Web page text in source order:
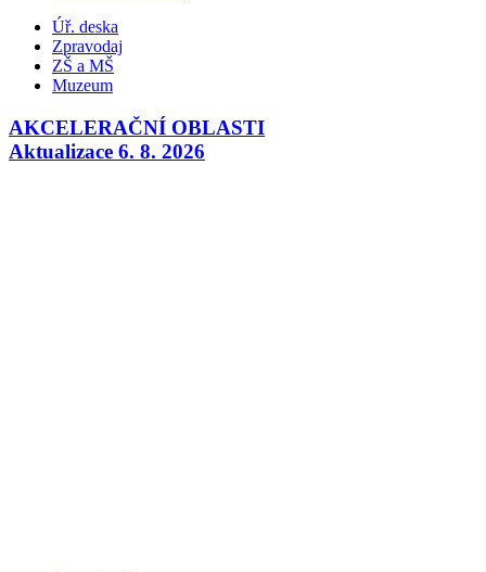
Úř. deska
Zpravodaj
ZŠ a MŠ
Muzeum
AKCELERAČNÍ OBLASTI
Aktualizace 6. 8. 2026